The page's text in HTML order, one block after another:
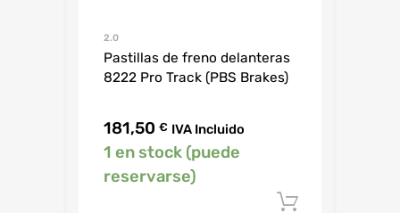
2.0
Pastillas de freno delanteras
8222 Pro Track (PBS Brakes)
181,50 € IVA Incluido
1 en stock (puede
reservarse)